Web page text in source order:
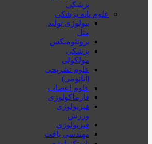
پزشکی
علوم پایه پزشکی
بیولوژی تولید
مثل
پروتئومیکس
پزشکی
مولکولی
علوم تشریحی
(آناتومی)
علوم اعصاب
فارماکولوژی
فیزیولوژی
ورزش
فیزیولوژی
مهندسی بافت